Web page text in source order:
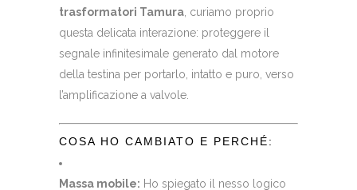
trasformatori Tamura , curiamo proprio
questa delicata interazione: proteggere il
segnale infinitesimale generato dal motore
della testina per portarlo, intatto e puro, verso
l’amplificazione a valvole.
COSA HO CAMBIATO E PERCHÉ:
Massa mobile: Ho spiegato il nesso logico